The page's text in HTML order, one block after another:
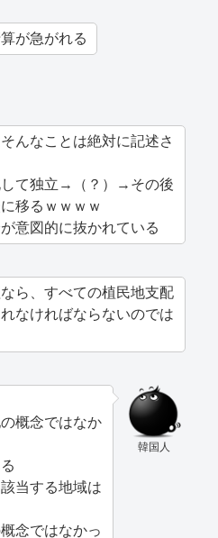
が急がれる
んなことは絶対に記述さ
して独立→（？）→その後
移るｗｗｗｗ
意図的に抜かれている
ら、すべての植民地支配
なければならないのでは
韓国人
概念ではなか
当する地域は
念ではなかっ